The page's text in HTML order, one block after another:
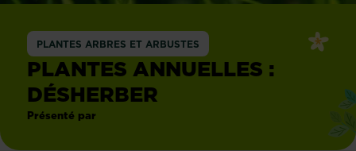
PLANTES ARBRES ET ARBUSTES
PLANTES ANNUELLES :
DÉSHERBER
Présenté par